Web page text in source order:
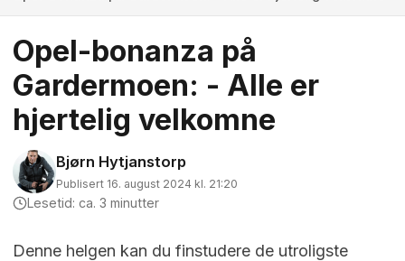
Opel-bonanza på
Gardermoen: - Alle er
hjertelig velkomne
Bjørn Hytjanstorp
Publisert 16. august 2024 kl. 21:20
Lesetid: ca. 3 minutter
Denne helgen kan du finstudere de utroligste